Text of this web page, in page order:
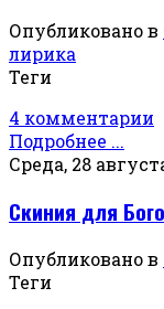
Опубликовано в
лирика
Теги
4 комментарии
Подробнее ...
Среда, 28
Скиния для
Опубликовано в
Теги